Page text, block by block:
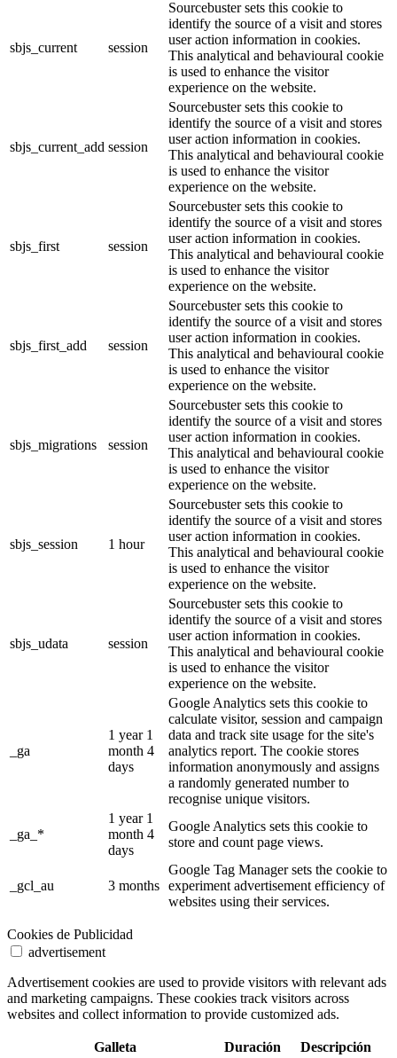
sbjs_current session
Sourcebuster sets this cookie to
identify the source of a visit and stores
user action information in cookies.
This analytical and behavioural cookie
is used to enhance the visitor
experience on the website.
sbjs_current_add session
Sourcebuster sets this cookie to
identify the source of a visit and stores
user action information in cookies.
This analytical and behavioural cookie
is used to enhance the visitor
experience on the website.
sbjs_first session
Sourcebuster sets this cookie to
identify the source of a visit and stores
user action information in cookies.
This analytical and behavioural cookie
is used to enhance the visitor
experience on the website.
sbjs_first_add session
Sourcebuster sets this cookie to
identify the source of a visit and stores
user action information in cookies.
This analytical and behavioural cookie
is used to enhance the visitor
experience on the website.
sbjs_migrations session
Sourcebuster sets this cookie to
identify the source of a visit and stores
user action information in cookies.
This analytical and behavioural cookie
is used to enhance the visitor
experience on the website.
sbjs_session 1 hour
Sourcebuster sets this cookie to
identify the source of a visit and stores
user action information in cookies.
This analytical and behavioural cookie
is used to enhance the visitor
experience on the website.
sbjs_udata session
Sourcebuster sets this cookie to
identify the source of a visit and stores
user action information in cookies.
This analytical and behavioural cookie
is used to enhance the visitor
experience on the website.
_ga
1 year 1
month 4
days
Google Analytics sets this cookie to
calculate visitor, session and campaign
data and track site usage for the site's
analytics report. The cookie stores
information anonymously and assigns
a randomly generated number to
recognise unique visitors.
_ga_*
1 year 1
month 4
days
Google Analytics sets this cookie to
store and count page views.
_gcl_au 3 months
Google Tag Manager sets the cookie to
experiment advertisement efficiency of
websites using their services.
Cookies de Publicidad
advertisement
Advertisement cookies are used to provide visitors with relevant ads
and marketing campaigns. These cookies track visitors across
websites and collect information to provide customized ads.
Galleta Duración Descripción